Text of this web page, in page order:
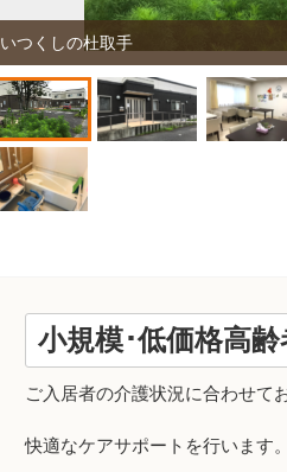
いつくしの杜取手
小規模･低価格高
ご入居者の介護状況に合わせて
快適なケアサポートを行います。